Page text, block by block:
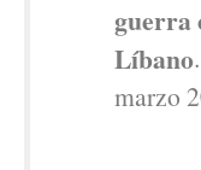
guerra
Líbano
marzo